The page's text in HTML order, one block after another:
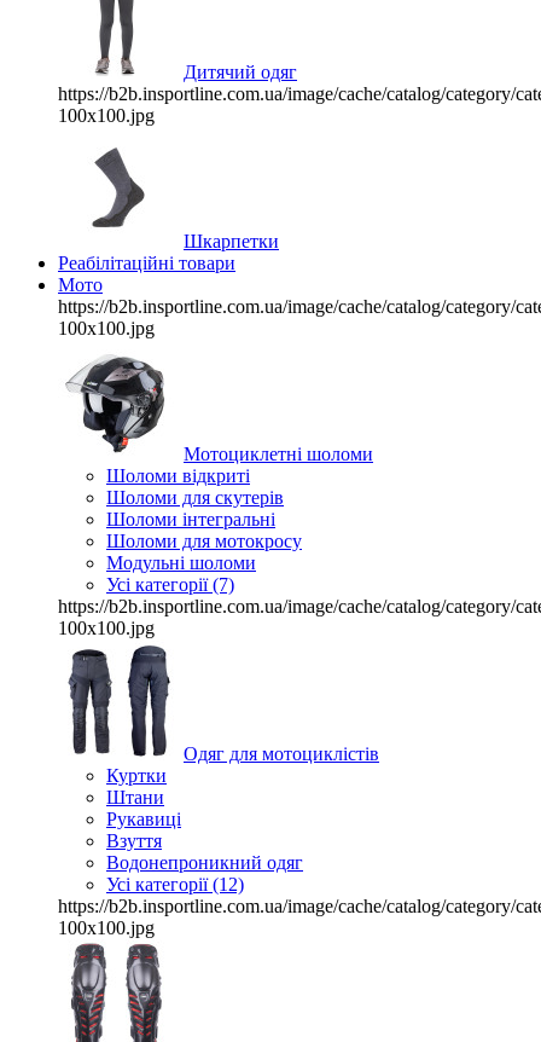
Дитячий одяг
https://b2b.insportline.com.ua/image/cache/catalog/category/
100x100.jpg
Шкарпетки
Реабілітаційні товари
Мото
https://b2b.insportline.com.ua/image/cache/catalog/category/
100x100.jpg
Мотоциклетні шоломи
Шоломи відкриті
Шоломи для скутерів
Шоломи інтегральні
Шоломи для мотокросу
Модульні шоломи
Усі категорії (7)
https://b2b.insportline.com.ua/image/cache/catalog/category/
100x100.jpg
Одяг для мотоциклістів
Куртки
Штани
Рукавиці
Взуття
Водонепроникний одяг
Усі категорії (12)
https://b2b.insportline.com.ua/image/cache/catalog/category/
100x100.jpg